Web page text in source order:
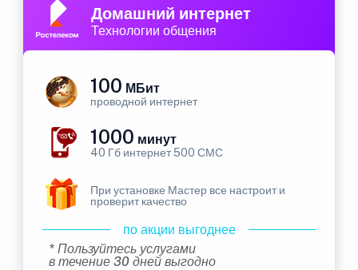
Домашний интернет
Технологии общения
100 МБит
проводной интернет
1000 минут
40 Гб интернет 500 СМС
При установке Мастер все настроит и
проверит качество
по акции выгоднее
* Пользуйтесь услугами
в течение 30 дней выгодно